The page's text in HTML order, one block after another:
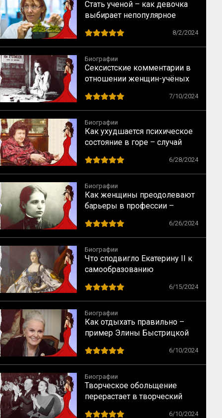
Стать ученой – как девочка
выбирает непопулярное
8/2/2024
Биографии
Сексистские комментарии в
отношении женщин-учёных
7/10/2024
Биографии
Как ухудшается психическое
состояние в горе – случай
6/28/2024
Биографии
Как женщины преодолевают
барьеры в профессии –
6/26/2024
Биографии
Что сподвигло Екатерину II к
самообразованию
6/15/2024
Биографии
Как отдыхать правильно –
пример Элины Быстрицкой
6/10/2024
Биографии
Творческое обольщение
перерастает в творческий
6/10/2024